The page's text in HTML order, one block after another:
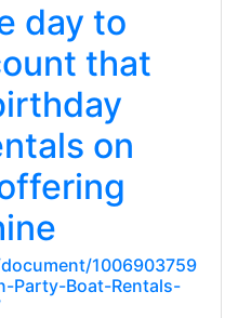
day to
that
on
1006903759
Party-Boat-Rentals-